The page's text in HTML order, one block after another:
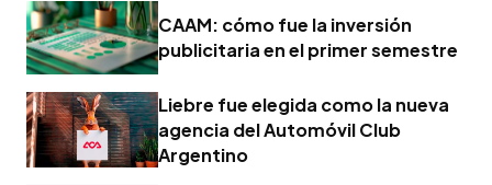
CAAM: cómo fue la inversión
publicitaria en el primer semestre
Liebre fue elegida como la nueva
agencia del Automóvil Club
Argentino